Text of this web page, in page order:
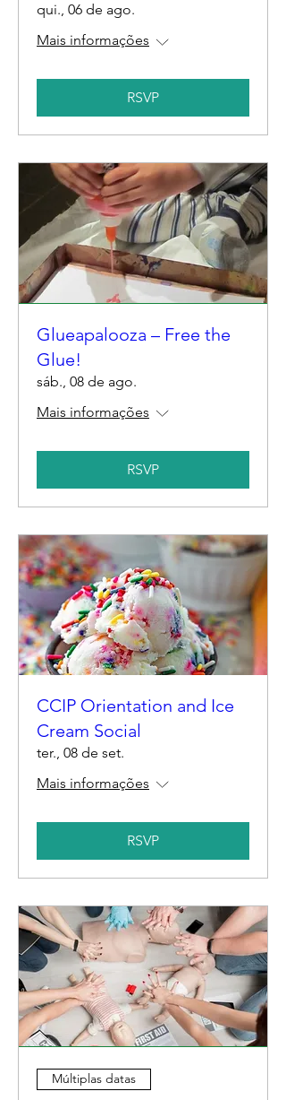
qui., 06 de ago.
Mais informações
RSVP
Glueapalooza – Free the
Glue!
sáb., 08 de ago.
Mais informações
RSVP
CCIP Orientation and Ice
Cream Social
ter., 08 de set.
Mais informações
RSVP
Múltiplas datas